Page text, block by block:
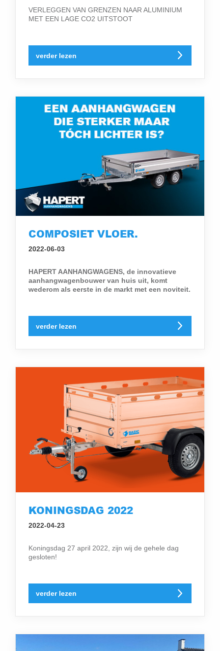
VERLEGGEN VAN GRENZEN NAAR ALUMINIUM
MET EEN LAGE CO2 UITSTOOT
verder lezen
COMPOSIET VLOER.
2022-06-03
HAPERT AANHANGWAGENS, de innovatieve
aanhangwagenbouwer van huis uit, komt
wederom als eerste in de markt met een noviteit.
verder lezen
KONINGSDAG 2022
2022-04-23
Koningsdag 27 april 2022, zijn wij de gehele dag
gesloten!
verder lezen